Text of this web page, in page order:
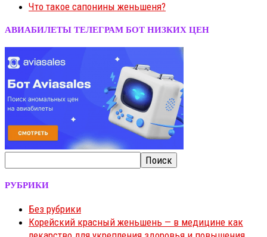
Что такое сапонины женьшеня?
АВИАБИЛЕТЫ ТЕЛЕГРАМ БОТ НИЗКИХ ЦЕН
РУБРИКИ
Без рубрики
Корейский красный женьшень — в медицине как